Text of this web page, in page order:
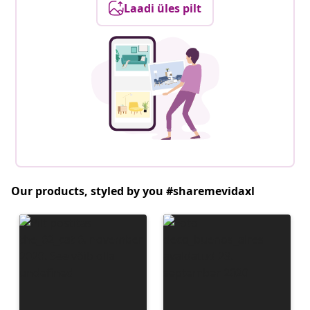
Laadi üles pilt
Our products, styled by you #sharemevidaxl